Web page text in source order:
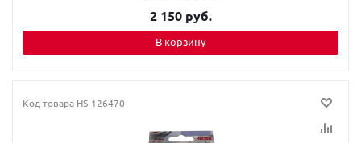
2 150 руб.
В корзину
Код товара HS-126470